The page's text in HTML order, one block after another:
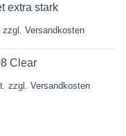
extra stark
zzgl. Versandkosten
Clear
zzgl. Versandkosten